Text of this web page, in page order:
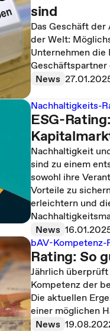
sind
Das Geschäft
der Welt:
Unternehmen
Geschäftspartner
News
Nachhaltigkeits-
ESG-
Nachhaltigkeit
sind zu einem
sowohl ihre
Vorteile zu
erleichtern und
News
bAV-Kompetenz-
Rating: So
Jährlich überprüft
Kompetenz der
Die aktuellen
einer möglichen
News